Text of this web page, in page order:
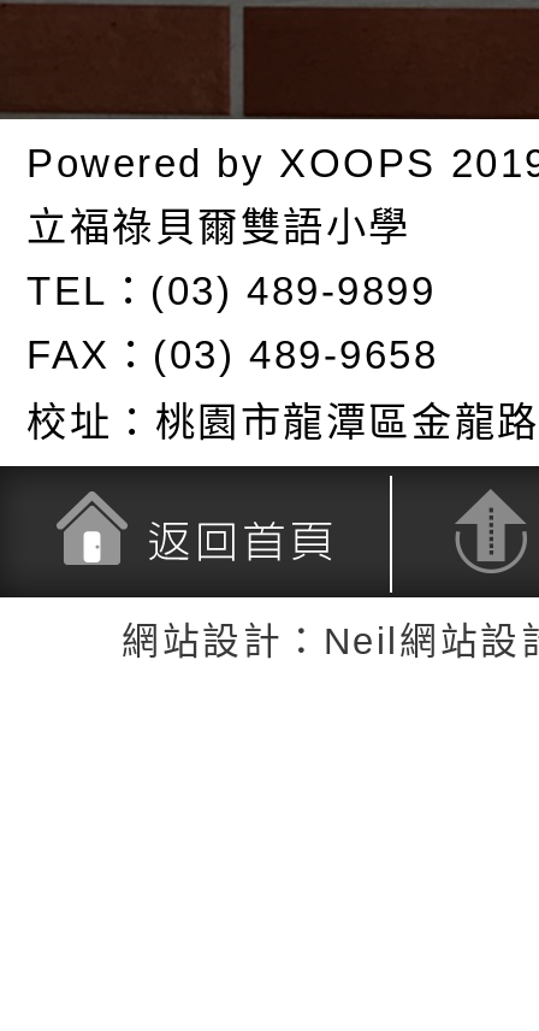
Powered by XOOPS
立福祿貝爾雙語小學
TEL：(03) 489-9899
FAX：(03) 489-9658
校址： 桃園市龍潭區金龍
返回首頁 返回頂端
網站設計：Neil網站設